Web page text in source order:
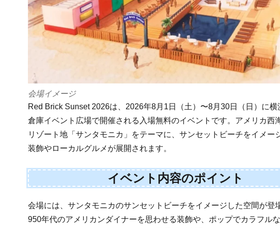
会場イメージ
Red Brick Sunset 2026は、2026年8月1日（土）〜8月30日（日）に横
倉庫イベント広場で開催される入場無料のイベントです。アメリカ西
リゾート地「サンタモニカ」をテーマに、サンセットビーチをイメー
装飾やローカルグルメが展開されます。
イベント内容のポイント
会場には、サンタモニカのサンセットビーチをイメージした空間が登
950年代のアメリカンダイナーを思わせる装飾や、ポップでカラフル